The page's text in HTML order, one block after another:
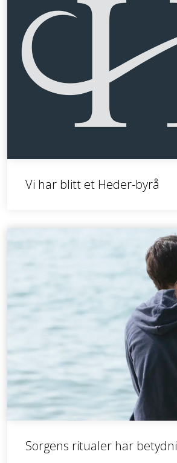
Vi har blitt et Heder-byrå
Sorgens ritualer har